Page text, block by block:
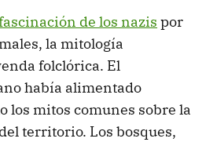
de los nazis por
la mitología
folclórica. El
había alimentado
los mitos comunes sobre la
del territorio. Los bosques,